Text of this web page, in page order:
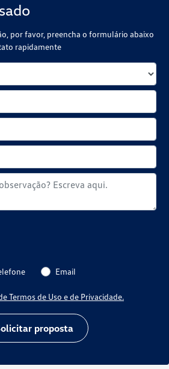
por favor, preencha o formulário abaixo
rapidamente
Email
Termos de Uso e de Privacidade.
proposta